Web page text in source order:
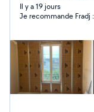
Il y a 19 jours
Je recommande